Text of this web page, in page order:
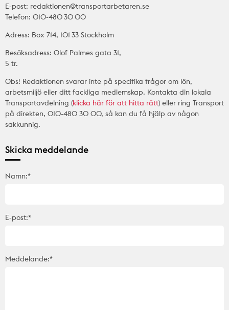
E-post: redaktionen@transportarbetaren.se
Telefon: 010-480 30 00
Adress: Box 714, 101 33 Stockholm
Besöksadress: Olof Palmes gata 31,
5 tr.
Obs! Redaktionen svarar inte på specifika frågor om lön,
arbetsmiljö eller ditt fackliga medlemskap. Kontakta din lokala
Transportavdelning (klicka här för att hitta rätt) eller ring Transport
på direkten, 010-480 30 00, så kan du få hjälp av någon
sakkunnig.
Skicka meddelande
Namn:*
E-post:*
Meddelande:*